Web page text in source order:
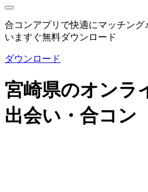
合コンアプリで快適にマッチング♪
いますぐ無料ダウンロード
ダウンロード
宮崎県のオンラ
出会い・合コン